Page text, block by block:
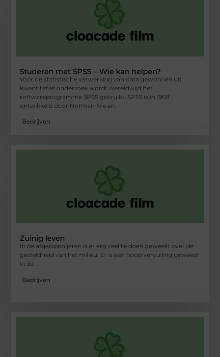
Studeren met SPSS – Wie kan helpen?
Voor de statistische verwerking van data gewonnen uit
kwantitatief onderzoek wordt wereldwijd het
softwareprogramma SPSS gebruikt. SPSS is in 1968
ontwikkeld door Norman Nie en
Bedrijven
Zuinig leven
In de afgelopen jaren is er erg veel te doen geweest over de
gesteldheid van het milieu. Er is een hoop vervuiling geweest
in de
Bedrijven